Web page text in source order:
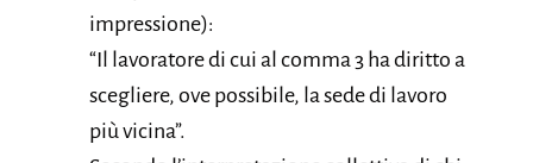
impressione):
“Il lavoratore di cui al comma 3 ha diritto a
scegliere, ove possibile, la sede di lavoro
più vicina”.